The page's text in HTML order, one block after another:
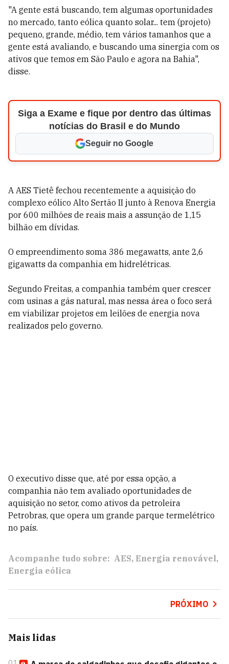
"A gente está buscando, tem algumas oportunidades
no mercado, tanto eólica quanto solar... tem (projeto)
pequeno, grande, médio, tem vários tamanhos que a
gente está avaliando, e buscando uma sinergia com os
ativos que temos em São Paulo e agora na Bahia",
disse.
Siga a Exame e fique por dentro das últimas
notícias do Brasil e do Mundo
Seguir no Google
A AES Tietê fechou recentemente a aquisição do
complexo eólico Alto Sertão II junto à Renova Energia
por 600 milhões de reais mais a assunção de 1,15
bilhão em dívidas.
O empreendimento soma 386 megawatts, ante 2,6
gigawatts da companhia em hidrelétricas.
Segundo Freitas, a companhia também quer crescer
com usinas a gás natural, mas nessa área o foco será
em viabilizar projetos em leilões de energia nova
realizados pelo governo.
O executivo disse que, até por essa opção, a
companhia não tem avaliado oportunidades de
aquisição no setor, como ativos da petroleira
Petrobras, que opera um grande parque termelétrico
no país.
Acompanhe tudo sobre: AES Energia renovável
Energia eólica
PRÓXIMO
Mais lidas